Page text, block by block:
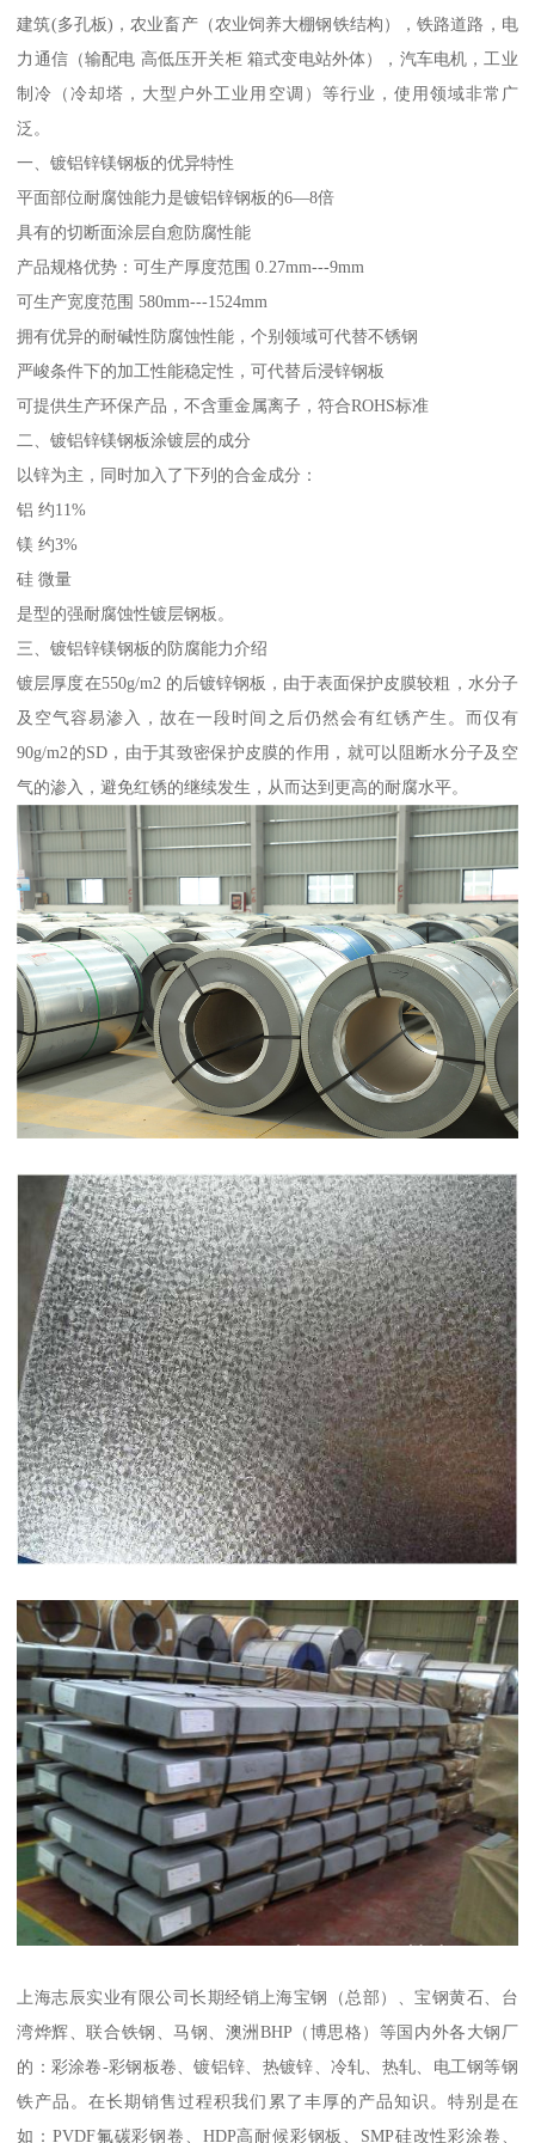
建筑(多孔板)，农业畜产（农业饲养大棚钢铁结构），铁路道路，电
力通信（输配电 高低压开关柜 箱式变电站外体），汽车电机，工业
制冷（冷却塔，大型户外工业用空调）等行业，使用领域非常广
泛。
一、镀铝锌镁钢板的优异特性
平面部位耐腐蚀能力是镀铝锌钢板的6—8倍
具有的切断面涂层自愈防腐性能
产品规格优势：可生产厚度范围 0.27mm---9mm
可生产宽度范围 580mm---1524mm
拥有优异的耐碱性防腐蚀性能，个别领域可代替不锈钢
严峻条件下的加工性能稳定性，可代替后浸锌钢板
可提供生产环保产品，不含重金属离子，符合ROHS标准
二、镀铝锌镁钢板涂镀层的成分
以锌为主，同时加入了下列的合金成分：
铝 约11%
镁 约3%
硅 微量
是型的强耐腐蚀性镀层钢板。
三、镀铝锌镁钢板的防腐能力介绍
镀层厚度在550g/m2 的后镀锌钢板，由于表面保护皮膜较粗，水分子
及空气容易渗入，故在一段时间之后仍然会有红锈产生。而仅有
90g/m2的SD，由于其致密保护皮膜的作用，就可以阻断水分子及空
气的渗入，避免红锈的继续发生，从而达到更高的耐腐水平。
上海志辰实业有限公司长期经销上海宝钢（总部）、宝钢黄石、台
湾烨辉、联合铁钢、马钢、澳洲BHP（博思格）等国内外各大钢厂
的：彩涂卷-彩钢板卷、镀铝锌、热镀锌、冷轧、热轧、电工钢等钢
铁产品。在长期销售过程积我们累了丰厚的产品知识。特别是在
如：PVDF氟碳彩钢卷、HDP高耐候彩钢板、SMP硅改性彩涂卷、